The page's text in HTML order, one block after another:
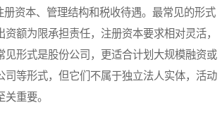
资本、管理结构和税收待遇。最常见的形式
额为限承担责任，注册资本要求相对灵活，
形式是股份公司，更适合计划大规模融资或
等形式，但它们不属于独立法人实体，活动
重要。